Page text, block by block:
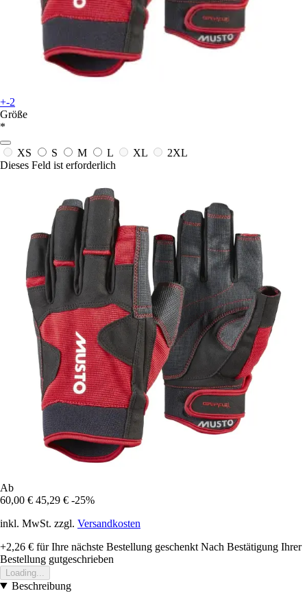
+-2
Größe
*
XS S M L XL
2XL
Dieses Feld ist erforderlich
Ab
60,00 € 45,29 € -25%
inkl. MwSt. zzgl. Versandkosten
+2,26 € für Ihre nächste Bestellung geschenkt Nach Bestätigung Ihrer
Bestellung gutgeschrieben
Loading...
Beschreibung